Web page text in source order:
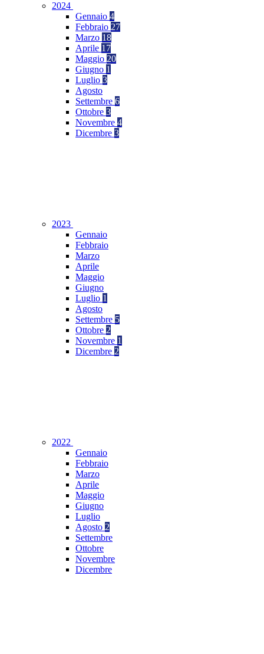
2024
Gennaio 4
Febbraio 27
Marzo 18
Aprile 17
Maggio 20
Giugno 1
Luglio 3
Agosto
Settembre 6
Ottobre 3
Novembre 4
Dicembre 3
2023
Gennaio
Febbraio
Marzo
Aprile
Maggio
Giugno
Luglio 1
Agosto
Settembre 5
Ottobre 2
Novembre 1
Dicembre 2
2022
Gennaio
Febbraio
Marzo
Aprile
Maggio
Giugno
Luglio
Agosto 2
Settembre
Ottobre
Novembre
Dicembre